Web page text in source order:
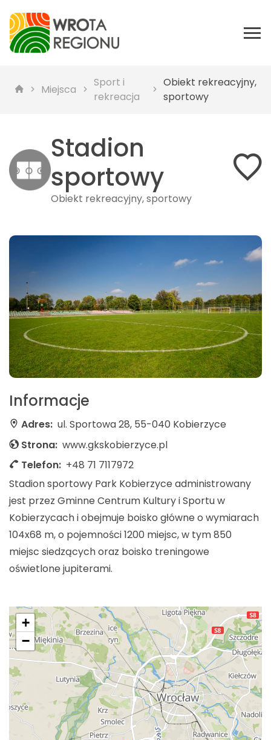
Miejsca
Sport i
rekreacja
Obiekt rekreacyjny,
sportowy
Stadion
sportowy
Obiekt rekreacyjny, sportowy
Informacje
Adres: ul. Sportowa 28, 55-040 Kobierzyce
Strona: www.gkskobierzyce.pl
Telefon: +48 71 7117972
Stadion sportowy Park Kobierzyce administrowany
jest przez Gminne Centrum Kultury i Sportu w
Kobierzycach i obejmuje boisko główne o wymiarach
104x68 m, o pojemności 1200 miejsc, w tym 850
miejsc siedzących oraz boisko treningowe
oświetlone jupiterami.
+
−